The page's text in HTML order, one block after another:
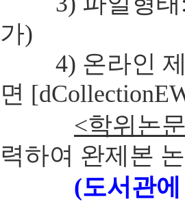
가)
4) 온라인 제
면
<학위논
력하여 완제본
(도서관